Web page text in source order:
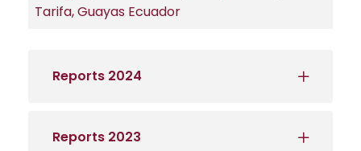
Tarifa, Guayas Ecuador
Reports 2024
Reports 2023